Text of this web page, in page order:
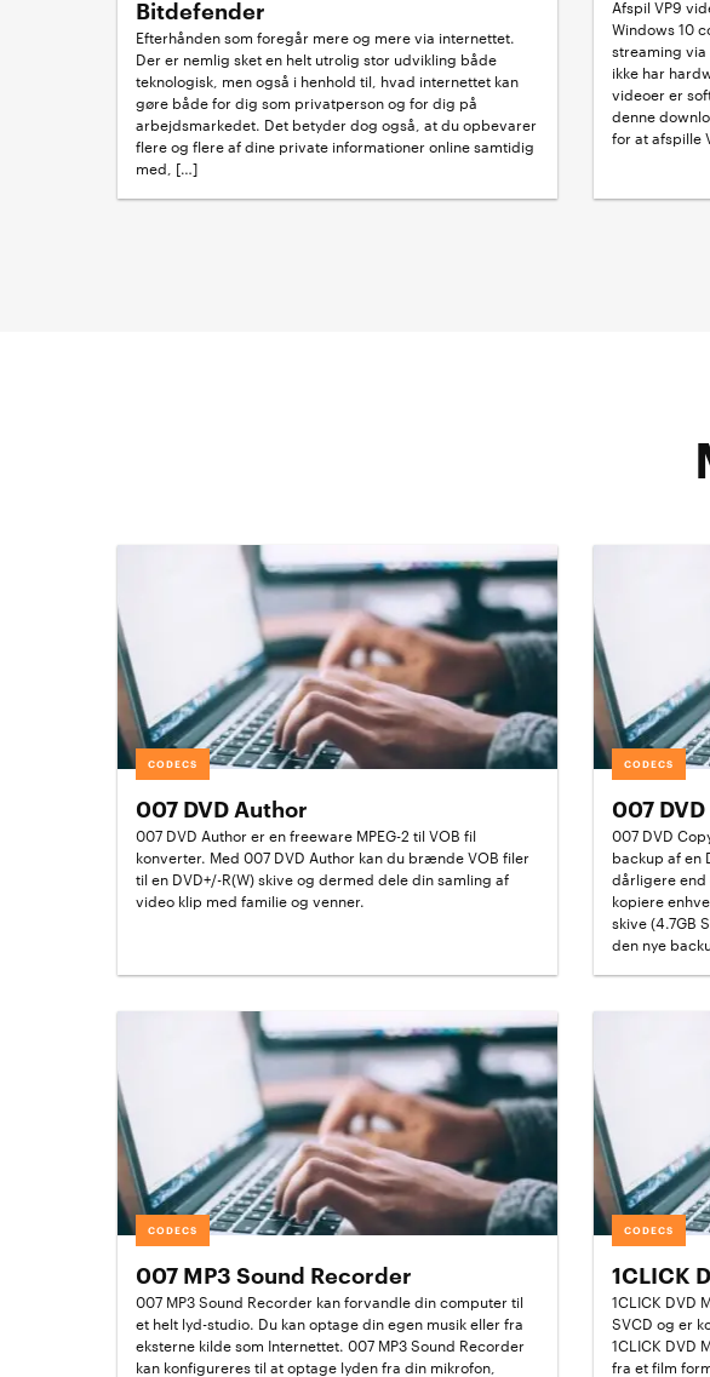
Bitdefender
Efterhånden som foregår mere og mere via internettet.
Der er nemlig sket en helt utrolig stor udvikling både
teknologisk, men også i henhold til, hvad internettet kan
gøre både for dig som privatperson og for dig på
arbejdsmarkedet. Det betyder dog også, at du opbevarer
flere og flere af dine private informationer online samtidig
med, […]
Afspil VP9
Windows 10
streaming via
ikke har
videoer er
denne
for at afspille
CODECS
007 DVD Author
007 DVD Author er en freeware MPEG-2 til VOB fil
konverter. Med 007 DVD Author kan du brænde VOB filer
til en DVD+/-R(W) skive og dermed dele din samling af
video klip med familie og venner.
CODECS
007
007 DVD
backup af en
dårligere end
kopiere
skive (4.7GB
den nye
CODECS
007 MP3 Sound Recorder
007 MP3 Sound Recorder kan forvandle din computer til
et helt lyd-studio. Du kan optage din egen musik eller fra
eksterne kilde som Internettet. 007 MP3 Sound Recorder
kan konfigureres til at optage lyden fra din mikrofon,
CODECS
1CLICK
1CLICK DVD
SVCD og er
1CLICK DVD
fra et film